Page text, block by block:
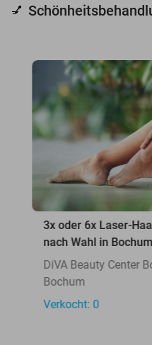
💅
3x oder 6x Laser-
nach Wahl in Bochum
DiVA Beauty Center
Bochum
Verkocht: 0